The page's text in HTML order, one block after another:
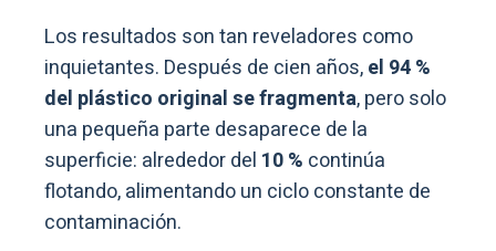
Los resultados son tan reveladores como
inquietantes. Después de cien años,el 94 %
del plástico original se fragmenta, pero solo
una pequeña parte desaparece de la
superficie: alrededor del 10 % continúa
flotando, alimentando un ciclo constante de
contaminación.